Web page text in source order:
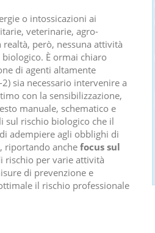
o intossicazioni ai
veterinarie, agro-
però, nessuna attività
È ormai chiaro
di agenti altamente
sia necessario intervenire a
con la sensibilizzazione,
manuale, schematico e
sul rischio biologico che il
adempiere agli obblighi di
riportando anche focus sul
rischio per varie attività
di prevenzione e
il rischio professionale